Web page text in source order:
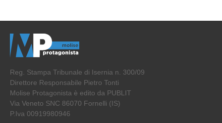
Reg. Stampa Tribunale di Isernia n. 300/09
Direttore Responsabile Pietro Tonti
Molise Protagonista è edito da PUBLIT
Via Veneto SNC 86070 Fornelli (IS)
P.Iva 00919980946